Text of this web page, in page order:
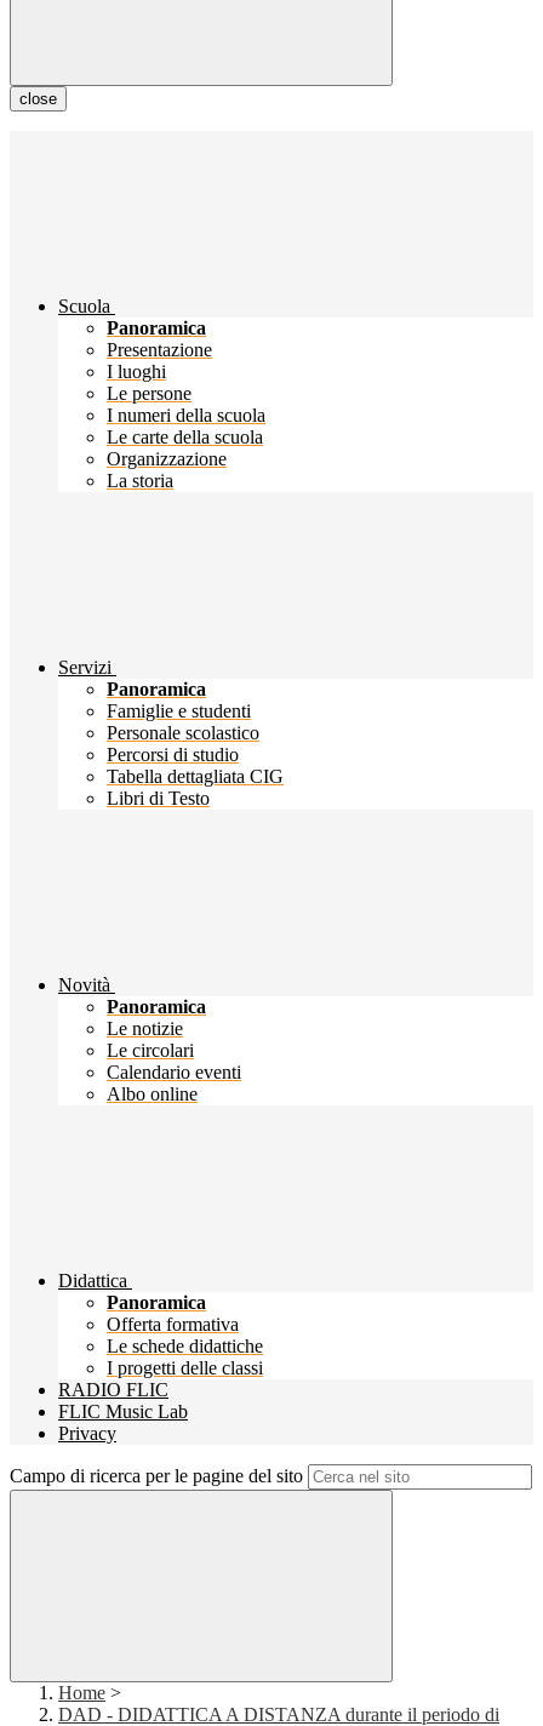
close
Scuola
Panoramica
Presentazione
I luoghi
Le persone
I numeri della scuola
Le carte della scuola
Organizzazione
La storia
Servizi
Panoramica
Famiglie e studenti
Personale scolastico
Percorsi di studio
Tabella dettagliata CIG
Libri di Testo
Novità
Panoramica
Le notizie
Le circolari
Calendario eventi
Albo online
Didattica
Panoramica
Offerta formativa
Le schede didattiche
I progetti delle classi
RADIO FLIC
FLIC Music Lab
Privacy
Campo di ricerca per le pagine del sito
Home >
DAD - DIDATTICA A DISTANZA durante il periodo di